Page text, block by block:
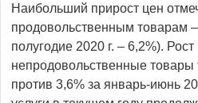
Наибольший прирост цен
продовольственным товарам
полугодие 2020 г. – 6,2%).
непродовольственные товары
против 3,6% за январь-июнь